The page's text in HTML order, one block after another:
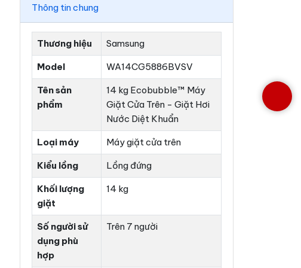
Thông tin chung
Thương hiệu Samsung
Model WA14CG5886BVSV
Tên sản
phẩm
14 kg Ecobubble™ Máy
Giặt Cửa Trên - Giặt Hơi
Nước Diệt Khuẩn
Loại máy Máy giặt cửa trên
Kiểu lồng Lồng đứng
Khối lượng
giặt
14 kg
Số người sử
dụng phù
hợp
Trên 7 người